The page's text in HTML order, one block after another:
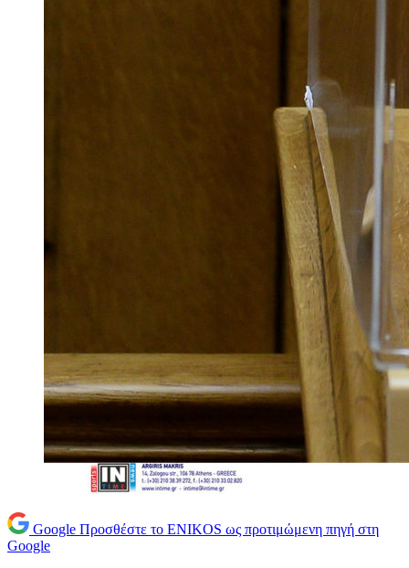
Google Προσθέστε το ENIKOS ως προτιμώμενη πηγή στη
Google